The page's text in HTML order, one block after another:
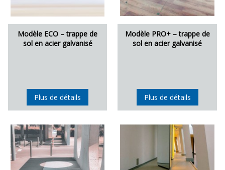
Modèle ECO – trappe de
sol en acier galvanisé
Plus de détails
Modèle PRO+ – trappe de
sol en acier galvanisé
Plus de détails